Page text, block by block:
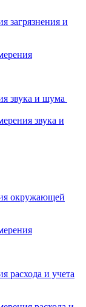
загрязнения и
звука и шума
звука и
окружающей
расхода и учета